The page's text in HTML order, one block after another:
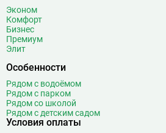
Ботанический сад
Бунинская аллея
Бутырская
В Вавиловская
Эконом
Комфорт
Бизнес
Премиум
Элит
Особенности
Рядом с водоёмом
Рядом с парком
Рядом со школой
Рядом с детским садом
Условия оплаты